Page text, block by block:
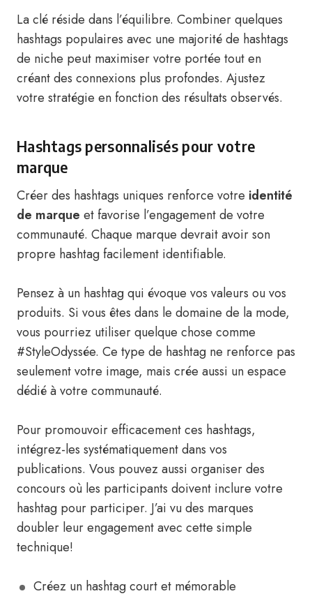
La clé réside dans l’équilibre. Combiner quelques
hashtags populaires avec une majorité de hashtags
de niche peut maximiser votre portée tout en
créant des connexions plus profondes. Ajustez
votre stratégie en fonction des résultats observés.
Hashtags personnalisés pour votre
marque
Créer des hashtags uniques renforce votre identité
de marque et favorise l’engagement de votre
communauté. Chaque marque devrait avoir son
propre hashtag facilement identifiable.
Pensez à un hashtag qui évoque vos valeurs ou vos
produits. Si vous êtes dans le domaine de la mode,
vous pourriez utiliser quelque chose comme
#StyleOdyssée. Ce type de hashtag ne renforce pas
seulement votre image, mais crée aussi un espace
dédié à votre communauté.
Pour promouvoir efficacement ces hashtags,
intégrez-les systématiquement dans vos
publications. Vous pouvez aussi organiser des
concours où les participants doivent inclure votre
hashtag pour participer. J’ai vu des marques
doubler leur engagement avec cette simple
technique!
Créez un hashtag court et mémorable